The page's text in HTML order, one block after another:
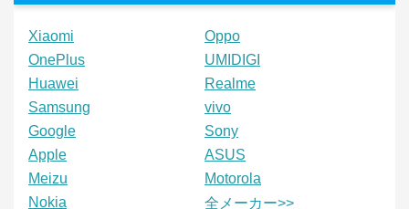
Xiaomi
Oppo
OnePlus
UMIDIGI
Huawei
Realme
Samsung
vivo
Google
Sony
Apple
ASUS
Meizu
Motorola
Nokia
全メーカー>>